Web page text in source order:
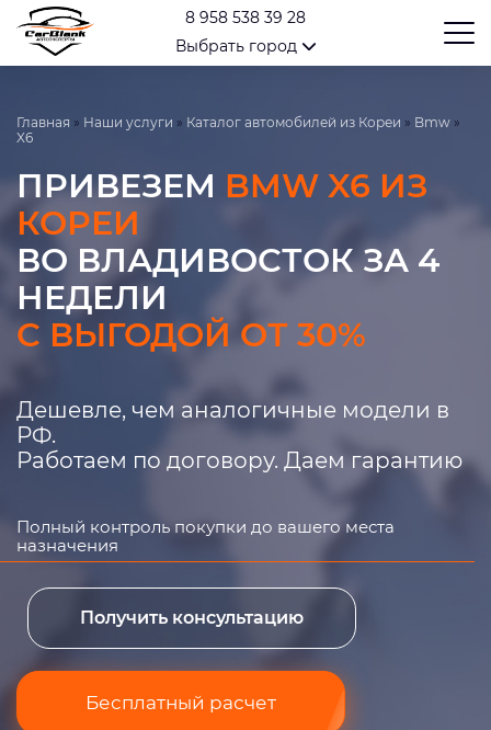
8 958 538 39 28
Выбрать город
Главная » Наши услуги » Каталог автомобилей из Кореи » Bmw »
X6
ПРИВЕЗЕМ BMW X6 ИЗ
КОРЕИ
ВО ВЛАДИВОСТОК ЗА 4
НЕДЕЛИ
С ВЫГОДОЙ ОТ 30%
Дешевле, чем аналогичные модели в
РФ.
Работаем по договору. Даем гарантию
Полный контроль покупки до вашего места
назначения
Получить консультацию
Бесплатный расчет